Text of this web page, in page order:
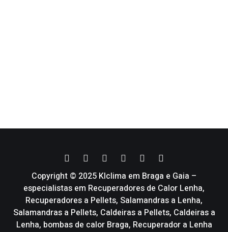
Copyright © 2025 Klclima em Braga e Gaia –
especialistas em Recuperadores de Calor Lenha,
Recuperadores a Pellets, Salamandras a Lenha,
Salamandras a Pellets, Caldeiras a Pellets, Caldeiras a
Lenha, bombas de calor Braga, Recuperador a Lenha